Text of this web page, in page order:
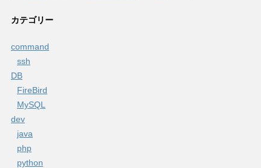
カテゴリー
command
ssh
DB
FireBird
MySQL
dev
java
php
python